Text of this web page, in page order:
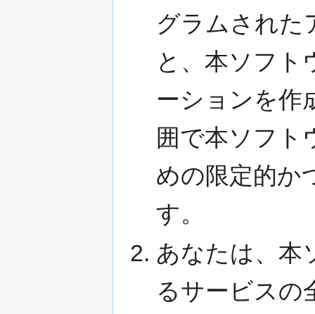
グラムされた
と、本ソフト
ーションを作
囲で本ソフト
めの限定的か
す。
あなたは、本
るサービスの